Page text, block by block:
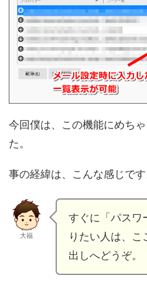
今回僕は、この機能にめち
た。
事の経緯は、こんな感じです
大福
すぐに「パスワ
りたい人は、
出しへどうぞ。